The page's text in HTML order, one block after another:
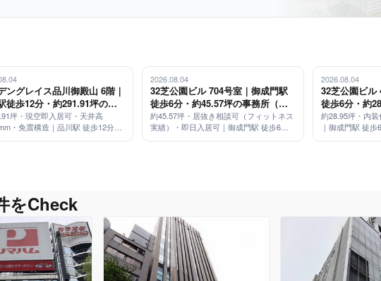
ングレイス品川御殿山 6階｜
徒歩12分・約291.91坪の大
ィス（天井高2,900mm・免
）
坪・現空即入居可・天井高
・免震構造｜品川駅 徒歩12分／
2026.08.04
32芝公園ビル 704号室｜御成門駅
徒歩6分・約45.57坪の事務所（居
抜き相談可）
約45.57坪・居抜き相談可（フィットネス
実績）・即日入居可｜御成門駅 徒歩6分
2026.08.04
32芝公園ビル
徒歩6分・約
装仕上げ済み
約28.95坪・内
｜御成門駅 徒
をCheck